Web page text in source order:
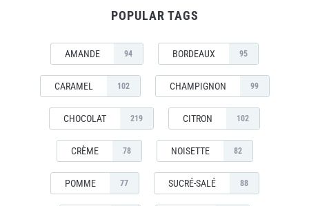
POPULAR TAGS
AMANDE 94 BORDEAUX 95
CARAMEL 102 CHAMPIGNON 99
CHOCOLAT 219 CITRON 102
CRÈME 78 NOISETTE 82
POMME 77 SUCRÉ-SALÉ 88